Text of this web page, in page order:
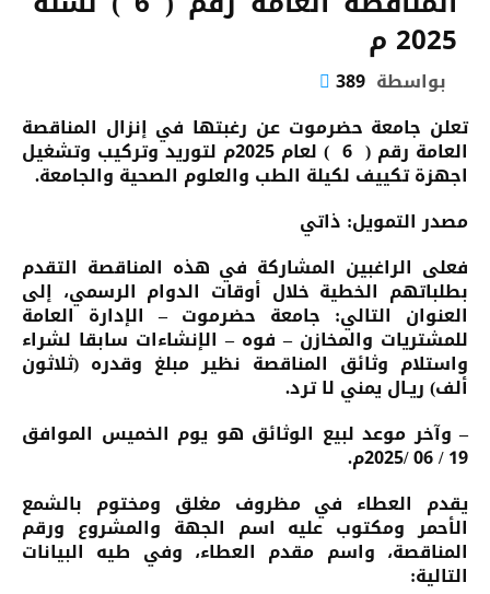
2025 م
بواسطة 389
تعلن جامعة حضرموت عن رغبتها في إنزال المناقصة
العامة رقم ( 6 ) لعام 2025م لتوريد وتركيب وتشغيل
اجهزة تكييف لكيلة الطب والعلوم الصحية والجامعة.
مصدر التمويل: ذاتي
فعلى الراغبين المشاركة في هذه المناقصة التقدم
بطلباتهم الخطية خلال أوقات الدوام الرسمي، إلى
العنوان التالي: جامعة حضرموت – الإدارة العامة
للمشتريات والمخازن – فوه – الإنشاءات سابقا لشراء
واستلام وثائق المناقصة نظير مبلغ وقدره (ثلاثون
ألف) ريـال يمني لا ترد.
– وآخر موعد لبيع الوثائق هو يوم الخميس الموافق
19 / 06 /2025م.
يقدم العطاء في مظروف مغلق ومختوم بالشمع
الأحمر ومكتوب عليه اسم الجهة والمشروع ورقم
المناقصة، واسم مقدم العطاء، وفي طيه البيانات
التالية: